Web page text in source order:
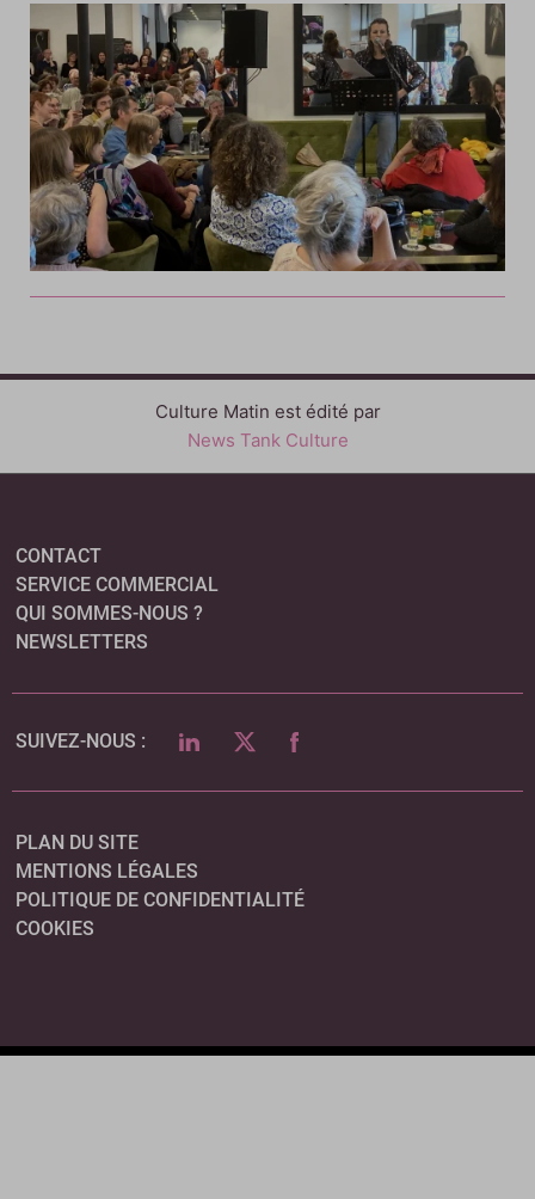
Culture Matin est édité par
News Tank Culture
CONTACT
SERVICE COMMERCIAL
QUI SOMMES-NOUS ?
NEWSLETTERS
SUIVEZ-NOUS : LINKEDINTWITTERFACEBOOK
PLAN DU SITE
MENTIONS LÉGALES
POLITIQUE DE CONFIDENTIALITÉ
COOKIES